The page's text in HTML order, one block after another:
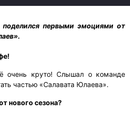
первыми эмоциями от
очень круто! Слышал о команде
частью «Салавата Юлаева».
нового сезона?